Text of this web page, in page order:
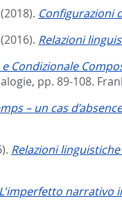
(2018). Configurazioni
(2016). Relazioni
Condizionale
pp. 89-108.
– un cas
Relazioni
L'imperfetto narrativo